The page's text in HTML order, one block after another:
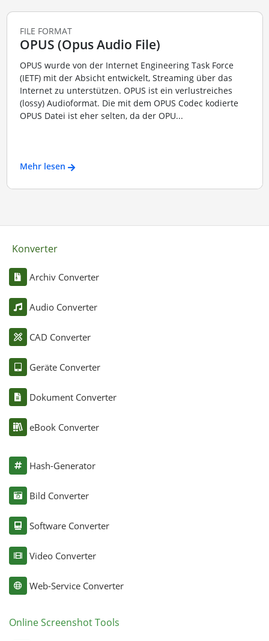
FILE FORMAT
OPUS (Opus Audio File)
OPUS wurde von der Internet Engineering Task Force
(IETF) mit der Absicht entwickelt, Streaming über das
Internet zu unterstützen. OPUS ist ein verlustreiches
(lossy) Audioformat. Die mit dem OPUS Codec kodierte
OPUS Datei ist eher selten, da der OPU...
Mehr lesen
Konverter
Archiv Converter
Audio Converter
CAD Converter
Geräte Converter
Dokument Converter
eBook Converter
Hash-Generator
Bild Converter
Software Converter
Video Converter
Web-Service Converter
Online Screenshot Tools